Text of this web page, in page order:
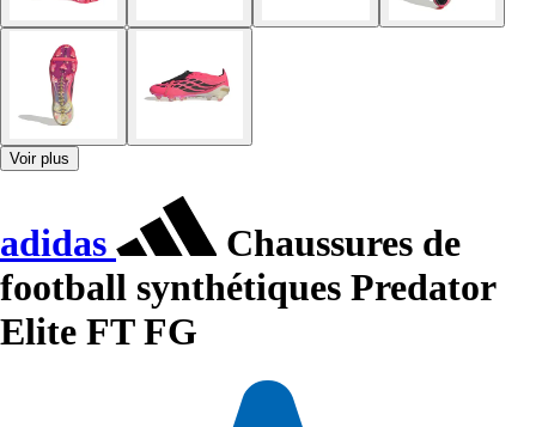
Voir plus
adidas
Chaussures de
football synthétiques Predator
Elite FT FG